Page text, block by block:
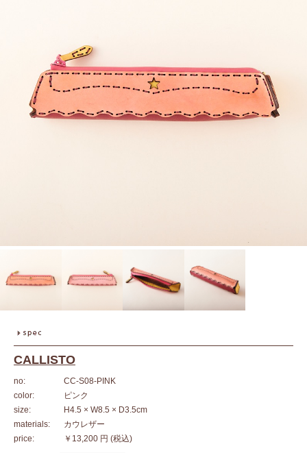
CALLISTO
no:
CC-S08-PINK
color:
ピンク
size:
H4.5 × W8.5 × D3.5cm
materials:
カウレザー
price:
￥13,200 円 (税込)